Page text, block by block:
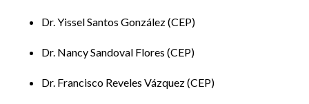
Dr. Yissel Santos González CEP
Dr. Nancy Sandoval Flores CEP
Dr. Francisco Reveles Vázquez CEP